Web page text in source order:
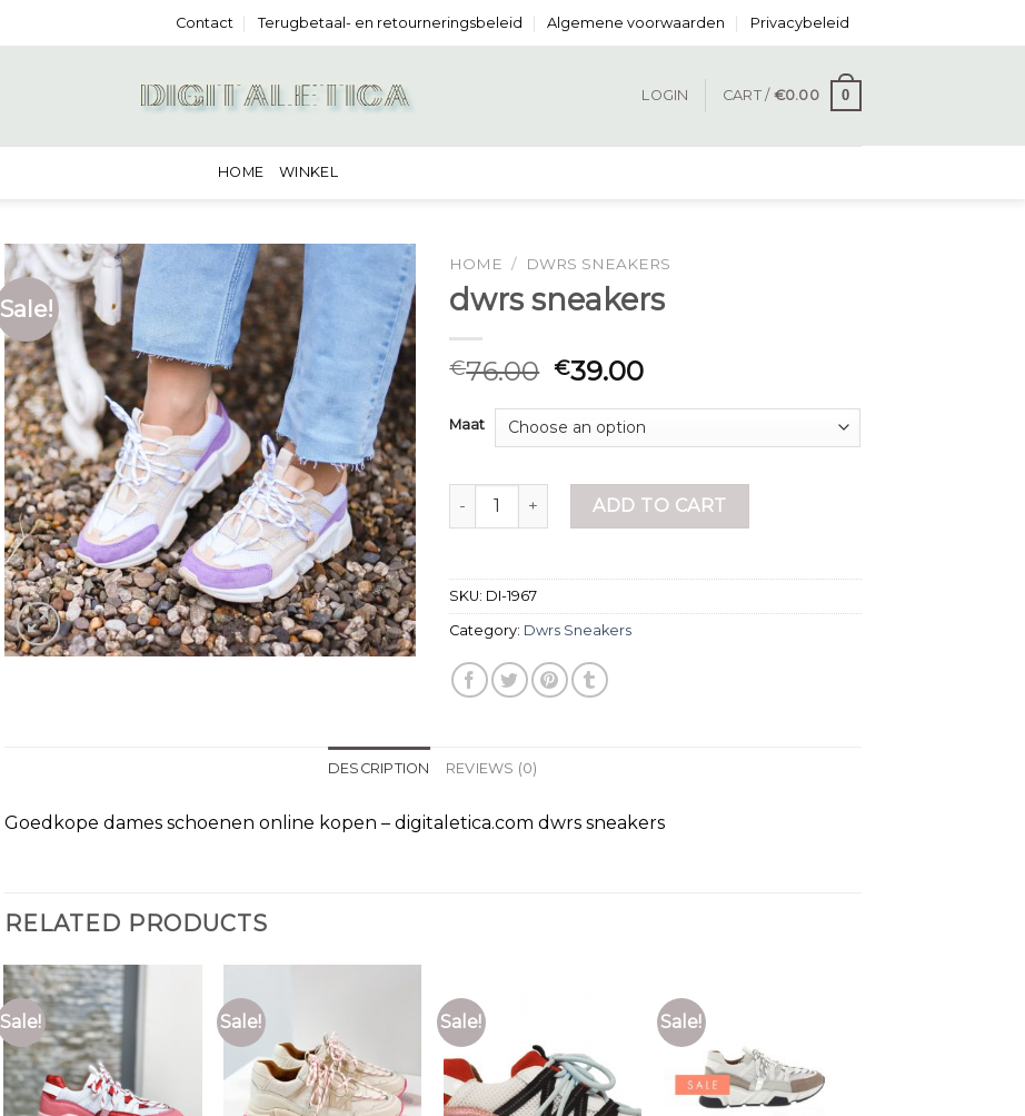
Contact Terugbetaal- en retourneringsbeleid Algemene voorwaarden Privacybeleid
LOGIN CART / €0.00 0
HOME WINKEL
Sale!
HOME / DWRS SNEAKERS
dwrs sneakers
€76.00 €39.00
Maat
dwrs sneakers quantityADD TO CART
SKU: DI-1967
Category: Dwrs Sneakers
DESCRIPTION REVIEWS (0)
Goedkope dames schoenen online kopen – digitaletica.com dwrs sneakers
RELATED PRODUCTS
Sale! Sale! Sale! Sale!